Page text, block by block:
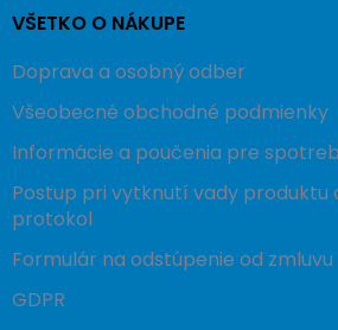
VŠETKO O NÁKUPE
Doprava a osobný odber
Všeobecné obchodné podmienky
Informácie a poučenia pre
Postup pri vytknutí vady produktu
protokol
Formulár na odstúpenie od zmluvu
GDPR